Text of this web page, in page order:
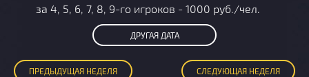
за 4, 5, 6, 7, 8, 9-го игроков - 1000 руб./чел.
ДРУГАЯ ДАТА
ПРЕДЫДУЩАЯ НЕДЕЛЯ СЛЕДУЮЩАЯ НЕДЕЛЯ